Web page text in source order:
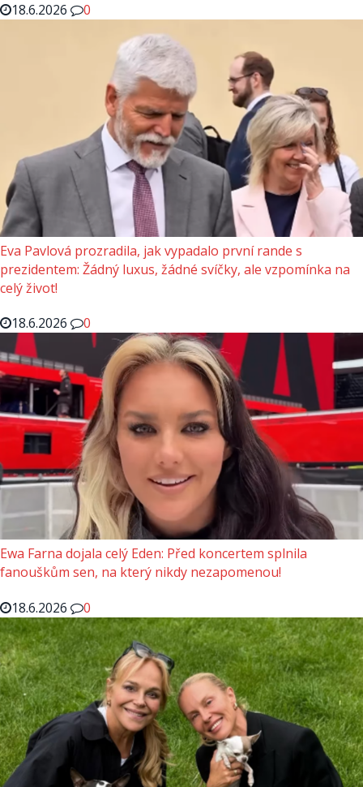
18.6.2026
0
Eva Pavlová prozradila, jak vypadalo první rande s
prezidentem: Žádný luxus, žádné svíčky, ale vzpomínka na
celý život!
18.6.2026
0
Ewa Farna dojala celý Eden: Před koncertem splnila
fanouškům sen, na který nikdy nezapomenou!
18.6.2026
0